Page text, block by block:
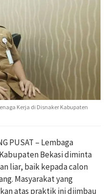
Kerja di Disnaker Kabupaten
PUSAT – Lembaga
Bekasi diminta
liar, baik kepada calon
Masyarakat yang
atas praktik ini diimbau